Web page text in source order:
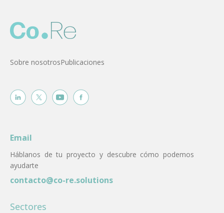
Sobre nosotrosPublicaciones
Email
Háblanos de tu proyecto y descubre cómo podemos
ayudarte
contacto@co-re.solutions
Sectores